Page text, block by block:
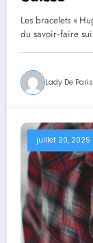
Les bracelets «
du savoir‑faire
Lady De Paris
juillet 20, 2025